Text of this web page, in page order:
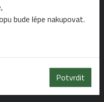
bude lépe nakupovat.
Potvrdit